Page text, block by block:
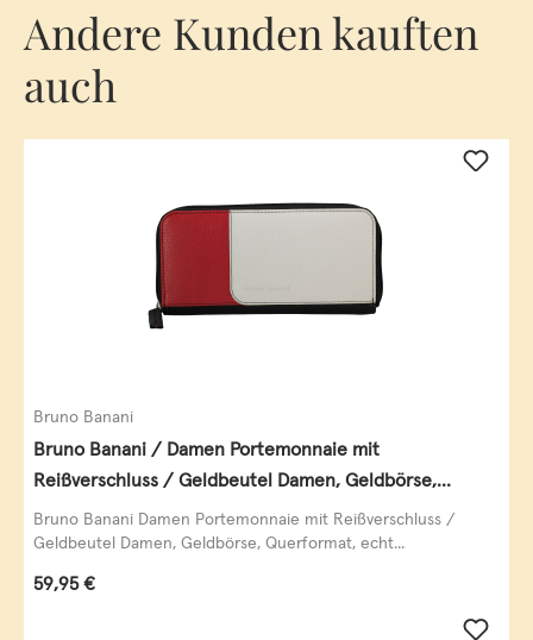
Andere Kunden kauften
auch
Bruno Banani
Bruno Banani / Damen Portemonnaie mit
Reißverschluss / Geldbeutel Damen, Geldbörse,
Querformat, echt Leder, black/white/red
Bruno Banani Damen Portemonnaie mit Reißverschluss /
Geldbeutel Damen, Geldbörse, Querformat, echt...
Regulärer Preis:
59,95 €